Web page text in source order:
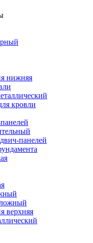
нижняя
кровли
панелей
верхняя